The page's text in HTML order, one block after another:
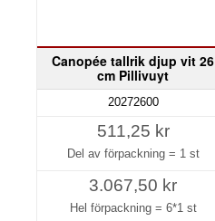
Canopée tallrik djup vit 26
cm Pillivuyt
20272600
511,25 kr
Del av förpackning = 1 st
3.067,50 kr
Hel förpackning = 6*1 st